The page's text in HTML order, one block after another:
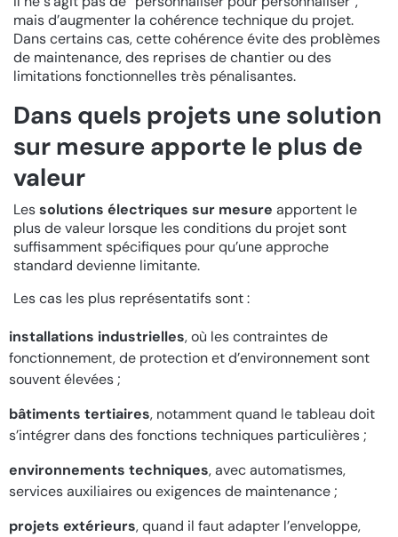
mais d’augmenter la cohérence technique du projet.
Dans certains cas, cette cohérence évite des problèmes
de maintenance, des reprises de chantier ou des
limitations fonctionnelles très pénalisantes.
Dans quels projets une solution
sur mesure apporte le plus de
valeur
Lessolutions électriques sur mesure apportent le
plus de valeur lorsque les conditions du projet sont
suffisamment spécifiques pour qu’une approche
standard devienne limitante.
Les cas les plus représentatifs sont :
installations industrielles, où les contraintes de
fonctionnement, de protection et d’environnement sont
souvent élevées ;
bâtiments tertiaires, notamment quand le tableau doit
s’intégrer dans des fonctions techniques particulières ;
environnements techniques, avec automatismes,
services auxiliaires ou exigences de maintenance ;
projets extérieurs, quand il faut adapter l’enveloppe,